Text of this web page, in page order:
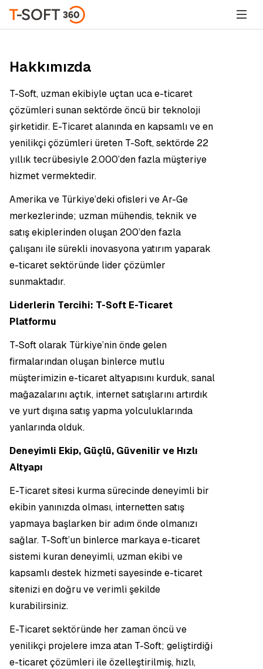
Hakkımızda
T-Soft, uzman ekibiyle uçtan uca e-ticaret
çözümleri sunan sektörde öncü bir teknoloji
şirketidir. E-Ticaret alanında en kapsamlı ve en
yenilikçi çözümleri üreten T-Soft, sektörde 22
yıllık tecrübesiyle 2.000’den fazla müşteriye
hizmet vermektedir.
Amerika ve Türkiye’deki ofisleri ve Ar-Ge
merkezlerinde; uzman mühendis, teknik ve
satış ekiplerinden oluşan 200’den fazla
çalışanı ile sürekli inovasyona yatırım yaparak
e-ticaret sektöründe lider çözümler
sunmaktadır.
Liderlerin Tercihi: T-Soft E-Ticaret
Platformu
T-Soft olarak Türkiye’nin önde gelen
firmalarından oluşan binlerce mutlu
müşterimizin e-ticaret altyapısını kurduk, sanal
mağazalarını açtık, internet satışlarını artırdık
ve yurt dışına satış yapma yolculuklarında
yanlarında olduk.
Deneyimli Ekip, Güçlü, Güvenilir ve Hızlı
Altyapı
E-Ticaret sitesi kurma sürecinde deneyimli bir
ekibin yanınızda olması, internetten satış
yapmaya başlarken bir adım önde olmanızı
sağlar. T-Soft’un binlerce markaya e-ticaret
sistemi kuran deneyimli, uzman ekibi ve
kapsamlı destek hizmeti sayesinde e-ticaret
sitenizi en doğru ve verimli şekilde
kurabilirsiniz.
E-Ticaret sektöründe her zaman öncü ve
yenilikçi projelere imza atan T-Soft; geliştirdiği
e-ticaret çözümleri ile özelleştirilmiş, hızlı,